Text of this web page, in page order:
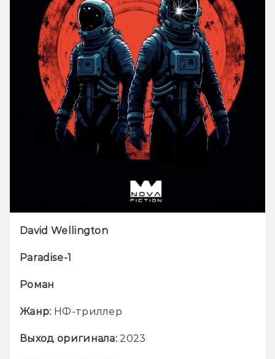
David Wellington
Paradise-1
Роман
Жанр: НФ-триллер
Выход оригинала: 2023